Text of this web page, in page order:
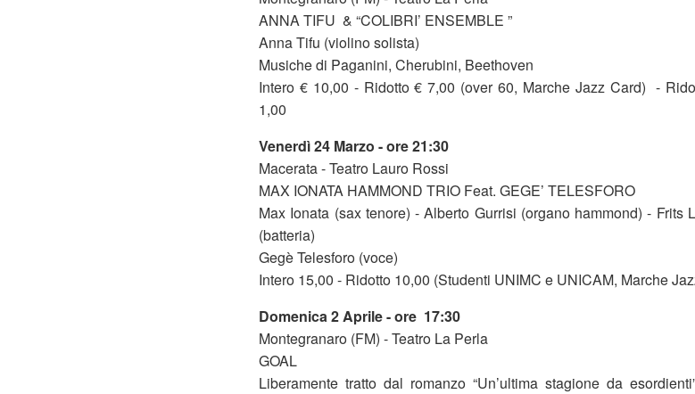
ANNA TIFU & “COLIBRI’ ENSEMBLE ”
Anna Tifu (violino solista)
Musiche di Paganini, Cherubini, Beethoven
Intero € 10,00 - Ridotto € 7,00 (over 60, Marche Jazz Card) -
1,00
Venerdì 24 Marzo - ore 21:30
Macerata - Teatro Lauro Rossi
MAX IONATA HAMMOND TRIO Feat. GEGE’ TELESFORO
Max Ionata (sax tenore) - Alberto Gurrisi (organo hammond) - Frits
(batteria)
Gegè Telesforo (voce)
Intero 15,00 - Ridotto 10,00 (Studenti UNIMC e UNICAM, Marche
Domenica 2 Aprile - ore 17:30
Montegranaro (FM) - Teatro La Perla
GOAL
Liberamente tratto dal romanzo “Un’ultima stagione da